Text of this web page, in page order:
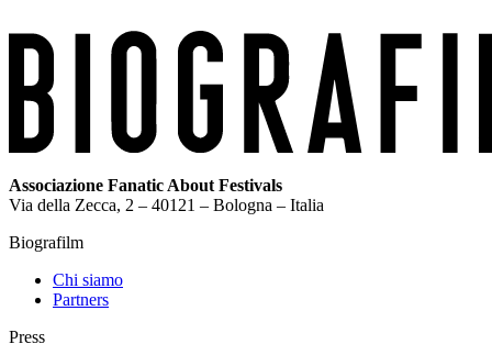
Associazione Fanatic About Festivals
Via della Zecca, 2 – 40121 – Bologna – Italia
Biografilm
Chi siamo
Partners
Press